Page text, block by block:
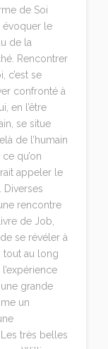
de Soi
évoquer le
de la
Rencontrer
c’est se
confronté à
en l’être
se situe
de l’humain
qu’on
appeler le
Diverses
rencontre
de Job,
se révéler à
tout au long
grande
un
très belles